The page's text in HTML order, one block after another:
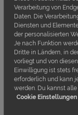
Nie
„schrauben“
hat und
gelesen hat.
Die
Verarbeitung von
Daten. Die
Diensten und
der personalisierten
Je nach Funktion
Dritte in Ländern, in
vorliegt und von
Einwilligung ist stets
erforderlich und kann
werden. Du kannst
Cookie Einstellungen